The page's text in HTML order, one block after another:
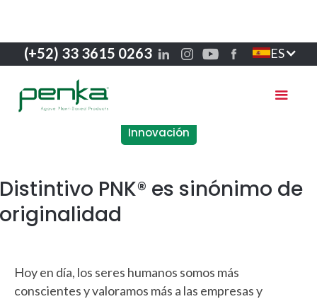
(+52) 33 3615 0263 ES
Innovación
Distintivo PNK® es sinónimo de
originalidad
Hoy en día, los seres humanos somos más
conscientes y valoramos más a las empresas y